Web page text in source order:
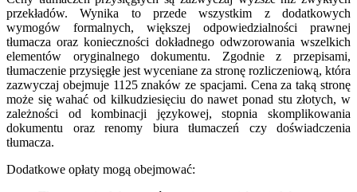
przekładów. Wynika to przede wszystkim z dodatkowych
wymogów formalnych, większej odpowiedzialności prawnej
tłumacza oraz konieczności dokładnego odwzorowania wszelkich
elementów oryginalnego dokumentu. Zgodnie z przepisami,
tłumaczenie przysięgłe jest wyceniane za stronę rozliczeniową, która
zazwyczaj obejmuje 1125 znaków ze spacjami. Cena za taką stronę
może się wahać od kilkudziesięciu do nawet ponad stu złotych, w
zależności od kombinacji językowej, stopnia skomplikowania
dokumentu oraz renomy biura tłumaczeń czy doświadczenia
tłumacza.
Dodatkowe opłaty mogą obejmować: